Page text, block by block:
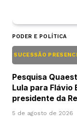
PODER E POLÍTICA
SUCESSÃO
Pesquisa
Lula para Flávio
presidente da
5 de agosto de 2026